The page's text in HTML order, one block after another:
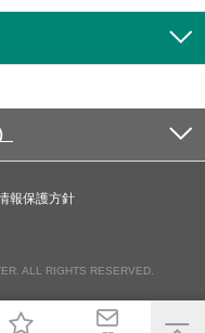
報保護方針
ALL RIGHTS RESERVED.